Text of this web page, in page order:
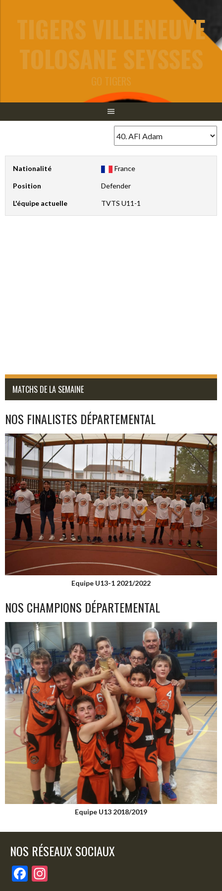
TIGERS VILLENEUVE
TOLOSANE SEYSSES
GO TIGERS
Nationalité France
Position Defender
L'équipe actuelle TVTS U11-1
MATCHS DE LA SEMAINE
NOS FINALISTES DÉPARTEMENTAL
Equipe U13-1 2021/2022
NOS CHAMPIONS DÉPARTEMENTAL
Equipe U13 2018/2019
NOS RÉSEAUX SOCIAUX
F